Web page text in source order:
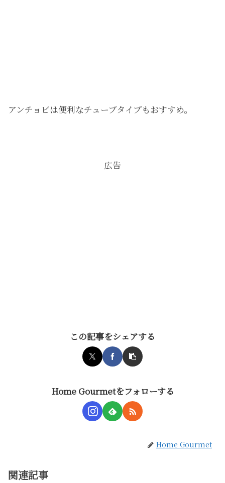
アンチョビは便利なチューブタイプもおすすめ。
広告
この記事をシェアする
Home Gourmetをフォローする
Home Gourmet
関連記事